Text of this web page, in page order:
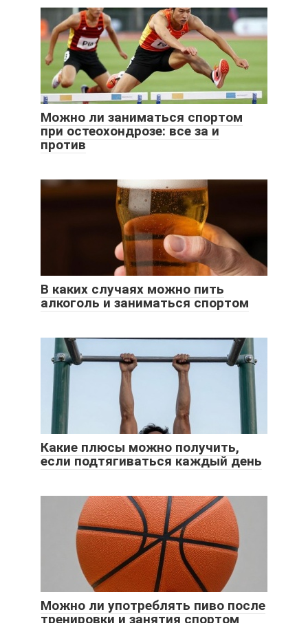
Можно ли заниматься спортом
при остеохондрозе: все за и
против
В каких случаях можно пить
алкоголь и заниматься спортом
Какие плюсы можно получить,
если подтягиваться каждый день
Можно ли употреблять пиво после
тренировки и занятия спортом